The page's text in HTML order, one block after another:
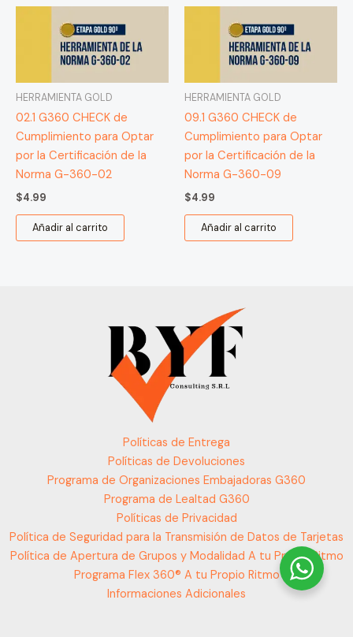
HERRAMIENTA GOLD
02.1 G360 CHECK de
Cumplimiento para Optar
por la Certificación de la
Norma G-360-02
$4.99
Añadir al carrito
HERRAMIENTA GOLD
09.1 G360 CHECK de
Cumplimiento para Optar
por la Certificación de la
Norma G-360-09
$4.99
Añadir al carrito
Políticas de Entrega
Políticas de Devoluciones
Programa de Organizaciones Embajadoras G360
Programa de Lealtad G360
Políticas de Privacidad
Política de Seguridad para la Transmisión de Datos de Tarjetas
Política de Apertura de Grupos y Modalidad A tu Propio Ritmo
Programa Flex 360® A tu Propio Ritmo
Informaciones Adicionales